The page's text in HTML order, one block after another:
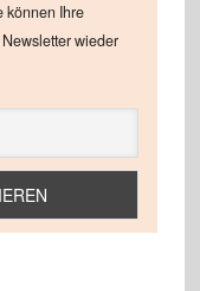
können Ihre
wieder